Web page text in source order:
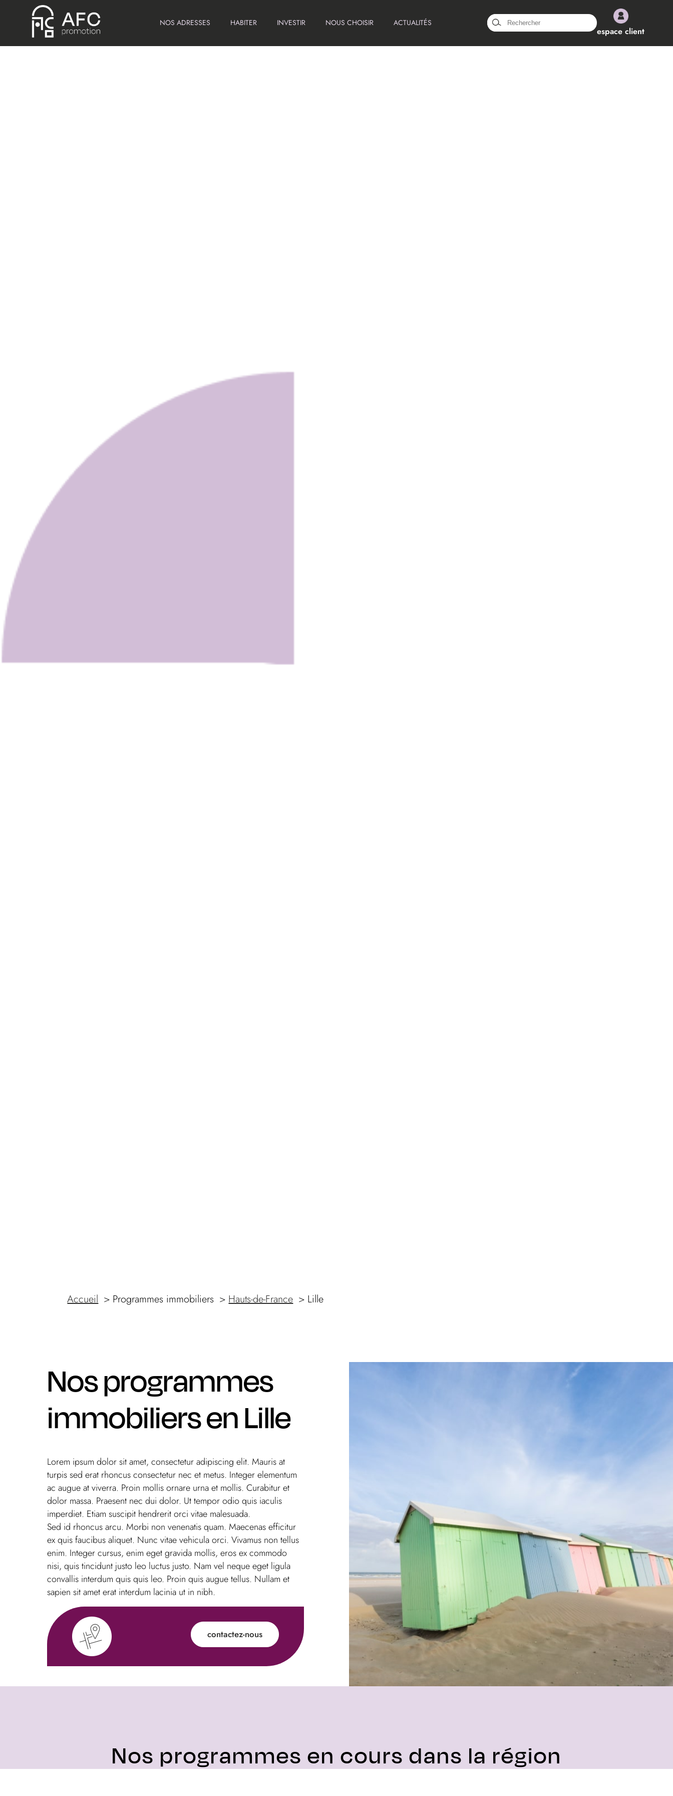
NOS ADRESSES HABITER INVESTIR NOUS CHOISIR ACTUALITÉS
Rechercher :
espace client
Accueil Programmes immobiliers Hauts-de-France Lille
Nos programmes
immobiliers en Lille
Lorem ipsum dolor sit amet, consectetur adipiscing elit. Mauris at
turpis sed erat rhoncus consectetur nec et metus. Integer elementum
ac augue at viverra. Proin mollis ornare urna et mollis. Curabitur et
dolor massa. Praesent nec dui dolor. Ut tempor odio quis iaculis
imperdiet. Etiam suscipit hendrerit orci vitae malesuada.
Sed id rhoncus arcu. Morbi non venenatis quam. Maecenas efficitur
ex quis faucibus aliquet. Nunc vitae vehicula orci. Vivamus non tellus
enim. Integer cursus, enim eget gravida mollis, eros ex commodo
nisi, quis tincidunt justo leo luctus justo. Nam vel neque eget ligula
convallis interdum quis quis leo. Proin quis augue tellus. Nullam et
sapien sit amet erat interdum lacinia ut in nibh.
contactez-nous
Nos programmes en cours dans la région